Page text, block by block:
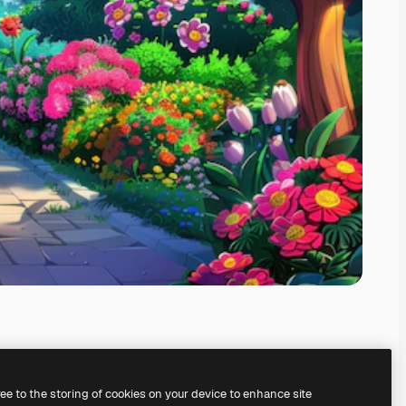
अपना खुद का बना सकते हैं।
to the storing of cookies on your device to enhance site